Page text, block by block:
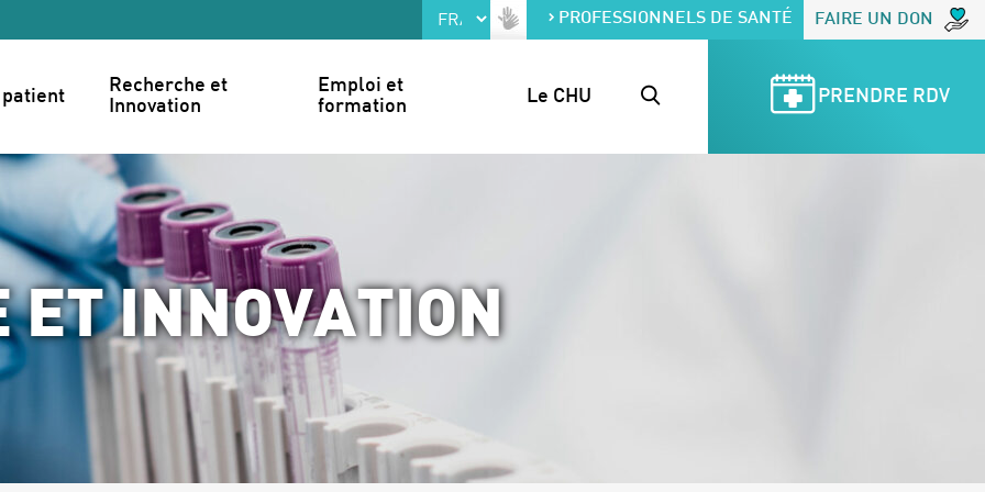
PROFESSIONNELS DE SANTÉ FAIRE UN DON
patient
Recherche et
Innovation
Emploi et
formation
Le CHU PRENDRE RDV
ET INNOVATION